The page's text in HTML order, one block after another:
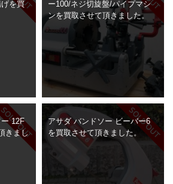
を買
ー100/ネジ切旋盤/パイプマシ
ンを買取させて頂きました。
12F
きまし
アサダ バンドソー ビーバー6
を買取させて頂きました。